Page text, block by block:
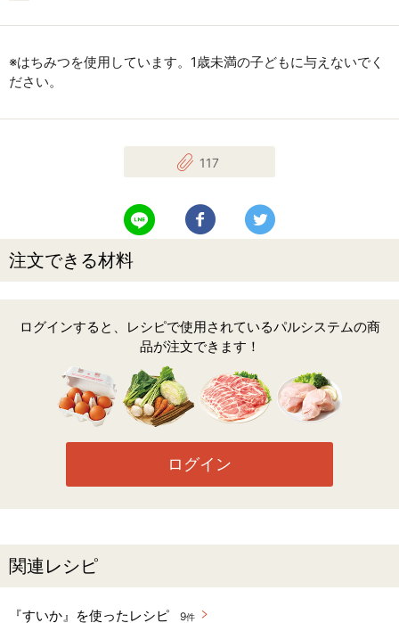
※はちみつを使用しています。1歳未満の子どもに与えないでく
ださい。
117
LINEで送る Facebookでシェアする
注文できる材料
ログインすると、レシピで使用されているパルシステムの商
品が注文できます！
ログイン
関連レシピ
『すいか』を使ったレシピ 9件